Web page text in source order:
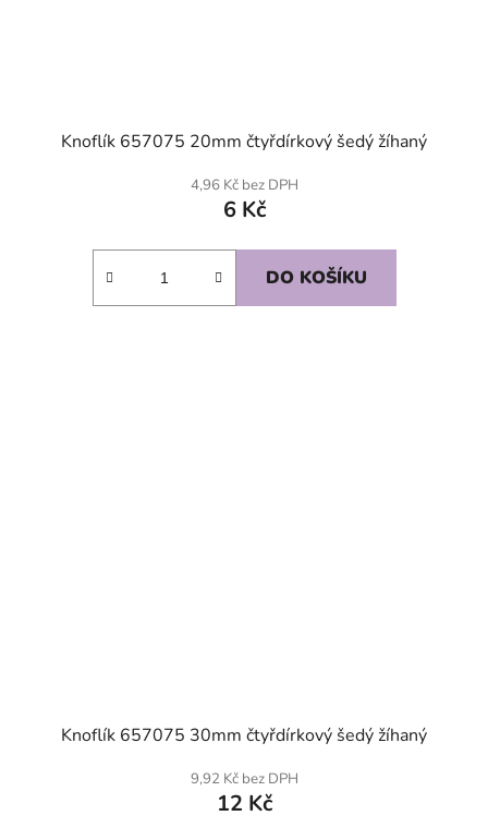
Knoflík 657075 20mm čtyřdírkový šedý žíhaný
4,96 Kč bez DPH
6 Kč
DO KOŠÍKU
Knoflík 657075 30mm čtyřdírkový šedý žíhaný
9,92 Kč bez DPH
12 Kč